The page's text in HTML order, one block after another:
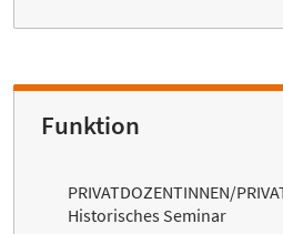
Funktion
PRIVATDOZENTINNEN/
Historisches Seminar